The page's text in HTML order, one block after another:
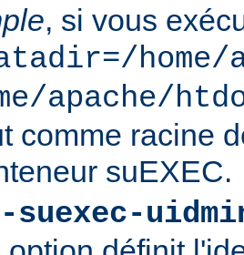
, si vous
home/
apache/
comme racine
suEXEC.